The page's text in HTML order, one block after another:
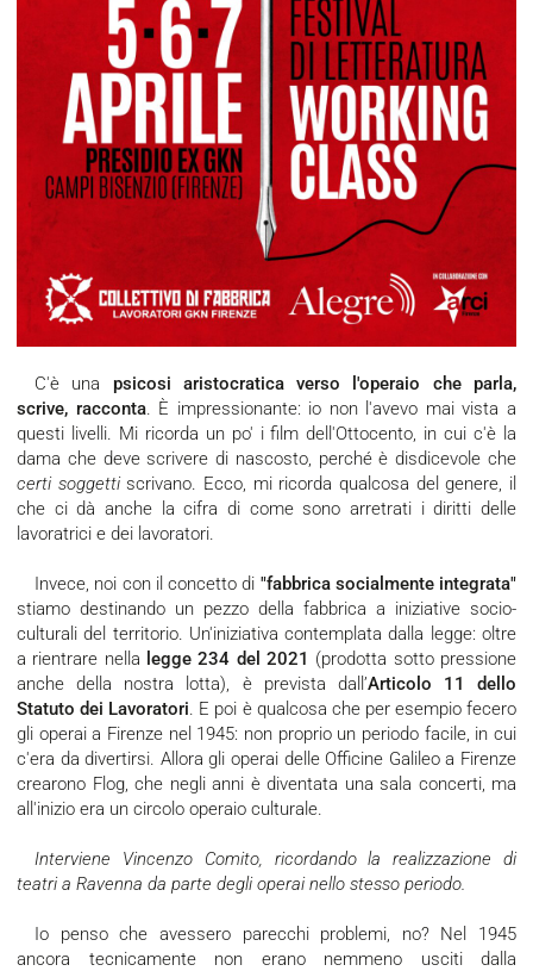
C'è una psicosi aristocratica verso l'operaio che parla,
scrive, racconta. È impressionante: io non l'avevo mai vista a
questi livelli. Mi ricorda un po' i film dell'Ottocento, in cui c'è la
dama che deve scrivere di nascosto, perché è disdicevole che
certi soggettiscrivano. Ecco, mi ricorda qualcosa del genere, il
che ci dà anche la cifra di come sono arretrati i diritti delle
lavoratrici e dei lavoratori.
Invece, noi con il concetto di "fabbrica socialmente integrata"
stiamo destinando un pezzo della fabbrica a iniziative socio-
culturali del territorio. Un'iniziativa contemplata dalla legge: oltre
a rientrare nella legge 234 del 2021 (prodotta sotto pressione
anche della nostra lotta), è prevista dall’Articolo 11 dello
Statuto dei Lavoratori. E poi è qualcosa che per esempio fecero
gli operai a Firenze nel 1945: non proprio un periodo facile, in cui
c'era da divertirsi. Allora gli operai delle Officine Galileo a Firenze
crearono Flog, che negli anni è diventata una sala concerti, ma
all'inizio era un circolo operaio culturale.
Interviene Vincenzo Comito, ricordando la realizzazione di
teatri a Ravenna da parte degli operai nello stesso periodo.
Io penso che avessero parecchi problemi, no? Nel 1945
ancora tecnicamente non erano nemmeno usciti dalla